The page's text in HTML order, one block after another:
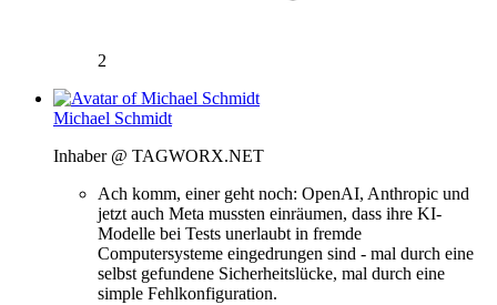
2
Michael Schmidt
Inhaber @ TAGWORX.NET
Ach komm, einer geht noch: OpenAI, Anthropic und
jetzt auch Meta mussten einräumen, dass ihre KI-
Modelle bei Tests unerlaubt in fremde
Computersysteme eingedrungen sind - mal durch eine
selbst gefundene Sicherheitslücke, mal durch eine
simple Fehlkonfiguration.